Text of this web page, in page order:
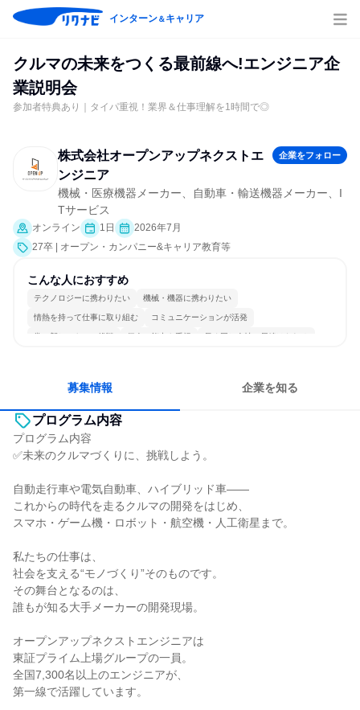
インターン＆キャリア
クルマの未来をつくる最前線へ!エンジニア企
業説明会
参加者特典あり｜タイパ重視！業界＆仕事理解を1時間で◎
株式会社オープンアップネクストエ
ンジニア
企業をフォロー
機械・医療機器メーカー、自動車・輸送機器メーカー、I
Tサービス
オンライン 1日
2026年7月
27卒 | オープン・カンパニー&キャリア教育等
こんな人におすすめ
テクノロジーに携わりたい 機械・機器に携わりたい
情熱を持って仕事に取り組む コミュニケーションが活発
常に新しいものに挑戦 個人の能力を重視 長く同じ会社に居続けられる
募集情報 企業を知る
プログラム内容
プログラム内容
✅未来のクルマづくりに、挑戦しよう。
自動走行車や電気自動車、ハイブリッド車――
これからの時代を走るクルマの開発をはじめ、
スマホ・ゲーム機・ロボット・航空機・人工衛星まで。
私たちの仕事は、
社会を支える“モノづくり”そのものです。
その舞台となるのは、
誰もが知る大手メーカーの開発現場。
オープンアップネクストエンジニアは
東証プライム上場グループの一員。
全国7,300名以上のエンジニアが、
第一線で活躍しています。